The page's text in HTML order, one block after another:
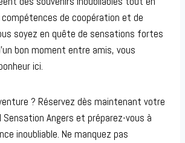
de coopération et de
soyez en quête de sensations fortes
bon moment entre amis, vous
ici.
? Réservez dès maintenant votre
Angers et préparez-vous à
inoubliable. Ne manquez pas